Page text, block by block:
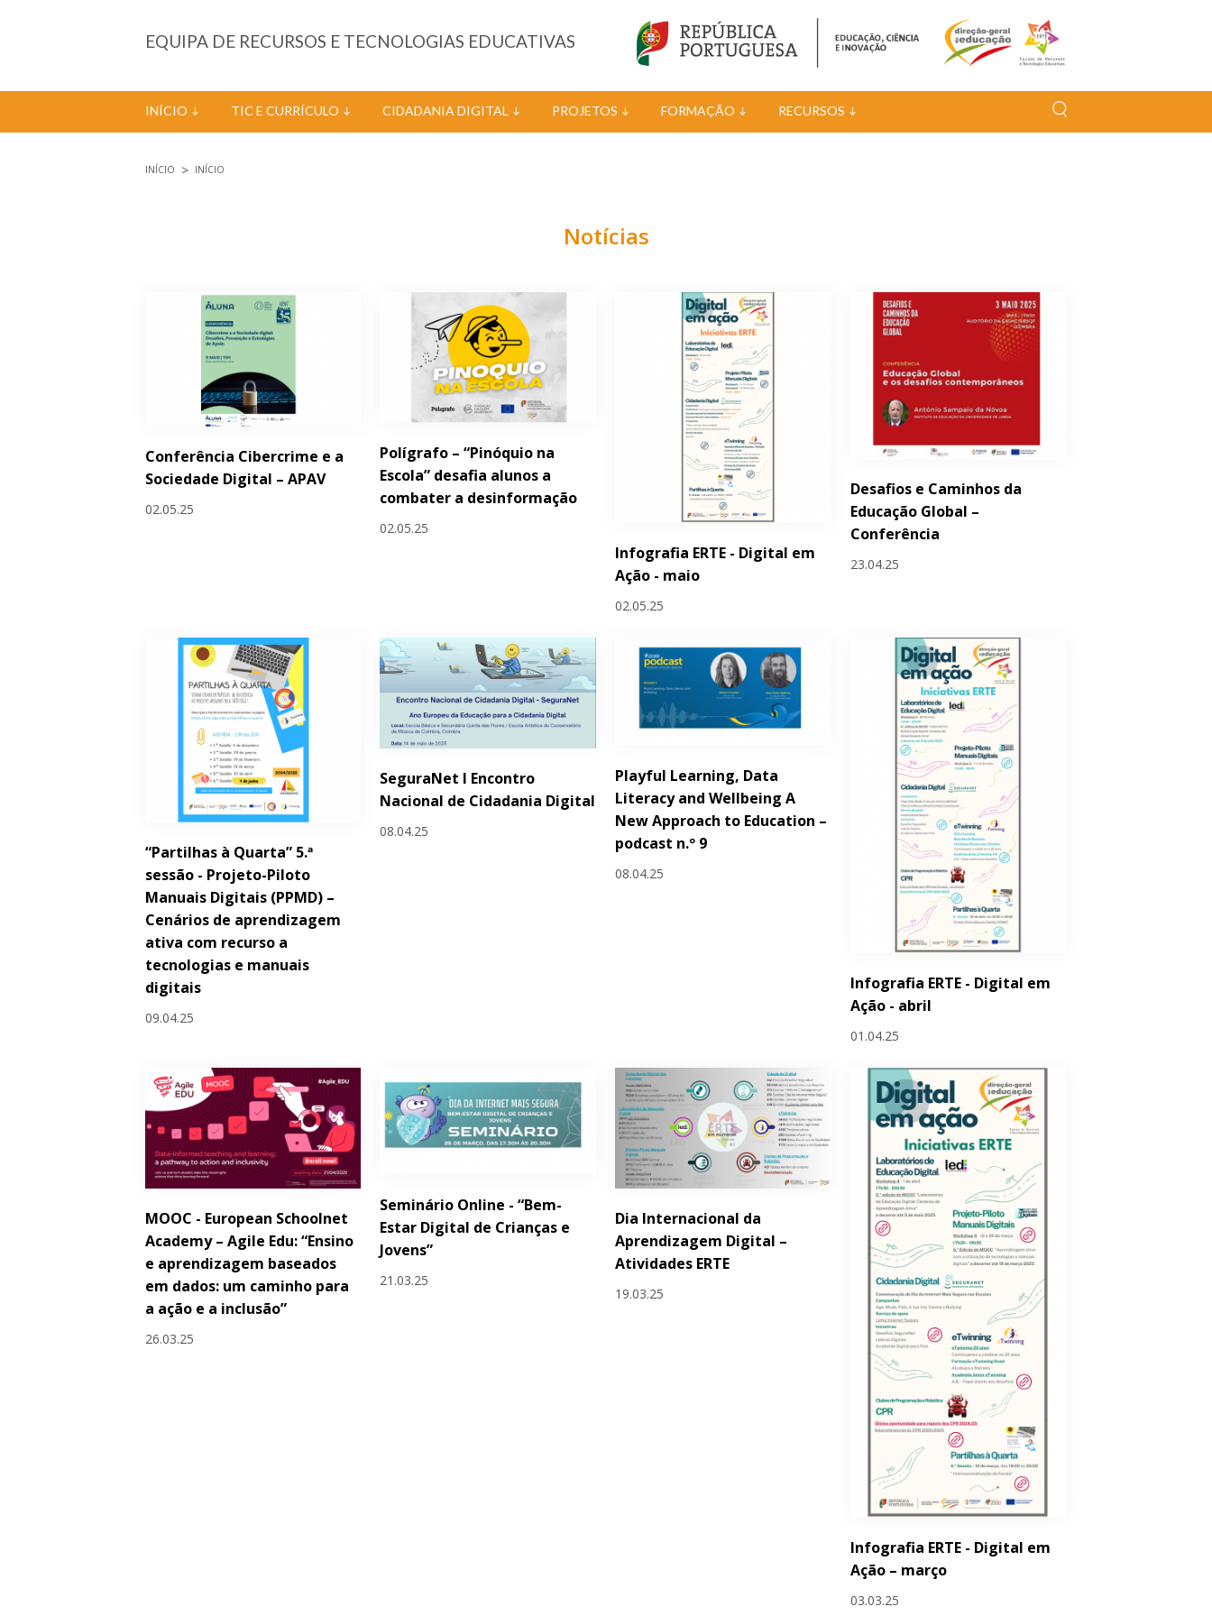
EQUIPA DE RECURSOS E TECNOLOGIAS EDUCATIVAS
INÍCIO TIC E CURRÍCULO CIDADANIA DIGITAL PROJETOS FORMAÇÃO RECURSOS
INÍCIO INÍCIO
Notícias
Conferência Cibercrime e a
Sociedade Digital – APAV
02.05.25
Polígrafo – “Pinóquio na
Escola” desafia alunos a
combater a desinformação
02.05.25
Infografia ERTE - Digital em
Ação - maio
02.05.25
Desafios e Caminhos da
Educação Global –
Conferência
23.04.25
“Partilhas à Quarta” 5.ª
sessão - Projeto-Piloto
Manuais Digitais (PPMD) –
Cenários de aprendizagem
ativa com recurso a
tecnologias e manuais
digitais
09.04.25
SeguraNet I Encontro
Nacional de Cidadania Digital
08.04.25
Playful Learning, Data
Literacy and Wellbeing A
New Approach to Education –
podcast n.º 9
08.04.25
Infografia ERTE - Digital em
Ação - abril
01.04.25
MOOC - European Schoolnet
Academy – Agile Edu: “Ensino
e aprendizagem baseados
em dados: um caminho para
a ação e a inclusão”
26.03.25
Seminário Online - “Bem-
Estar Digital de Crianças e
Jovens”
21.03.25
Dia Internacional da
Aprendizagem Digital –
Atividades ERTE
19.03.25
Infografia ERTE - Digital em
Ação – março
03.03.25
Páginas